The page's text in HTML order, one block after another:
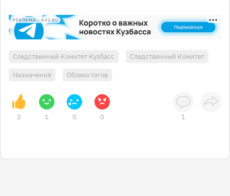
РЕКЛАМА • A42.RU
Следственный Комитет Кузбасс Следственный Комитет
Назначения Облако тэгов
2 1 0 0 1